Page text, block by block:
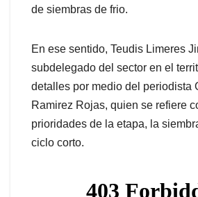
de siembras de frio.
En ese sentido, Teudis Limeres
subdelegado del sector en el
detalles por medio del periodista
Ramirez Rojas, quien se refiere
prioridades de la etapa, la
ciclo corto.